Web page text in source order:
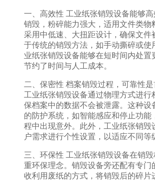
一、高效性 工业纸张销毁设备能够
销毁，粉碎能力强大，适用文件类物
采用中低速、大扭距设计，确保文件
于传统的销毁方法，如手动撕碎或使
业纸张销毁设备能够在短时间内处置
节约了时间与人工成本。
二、保密性 档案销毁过程，可靠性是
工业纸张销毁设备通过物理方式进行
保档案中的数据不会被泄露。这种设
的防护系统，如智能感应和停止功能
程中出现意外。此外，工业纸张销毁
户需求进行个性设置，以适应不同等
三、环保性 工业纸张销毁设备在销
重环保理念。销毁设备旁还配有专门
收利用废纸的方式，将销毁后的碎片